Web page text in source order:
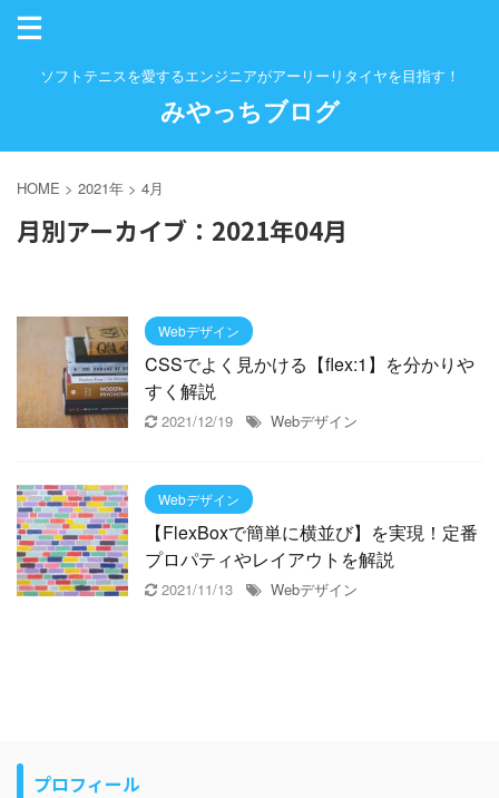
ソフトテニスを愛するエンジニアがアーリーリタイヤを目指す！
みやっちブログ
HOME > 2021年 > 4月
月別アーカイブ：2021年04月
Webデザイン
CSSでよく見かける【flex:1】を分かりや
すく解説
2021/12/19 Webデザイン
Webデザイン
【FlexBoxで簡単に横並び】を実現！定番
プロパティやレイアウトを解説
2021/11/13 Webデザイン
プロフィール